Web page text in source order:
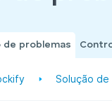
de problemas
Solução de